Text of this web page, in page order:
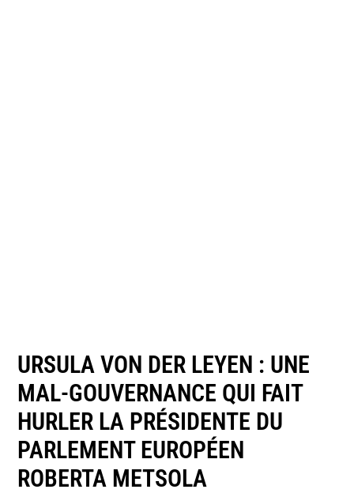
URSULA VON DER LEYEN : UNE
MAL-GOUVERNANCE QUI FAIT
HURLER LA PRÉSIDENTE DU
PARLEMENT EUROPÉEN
ROBERTA METSOLA